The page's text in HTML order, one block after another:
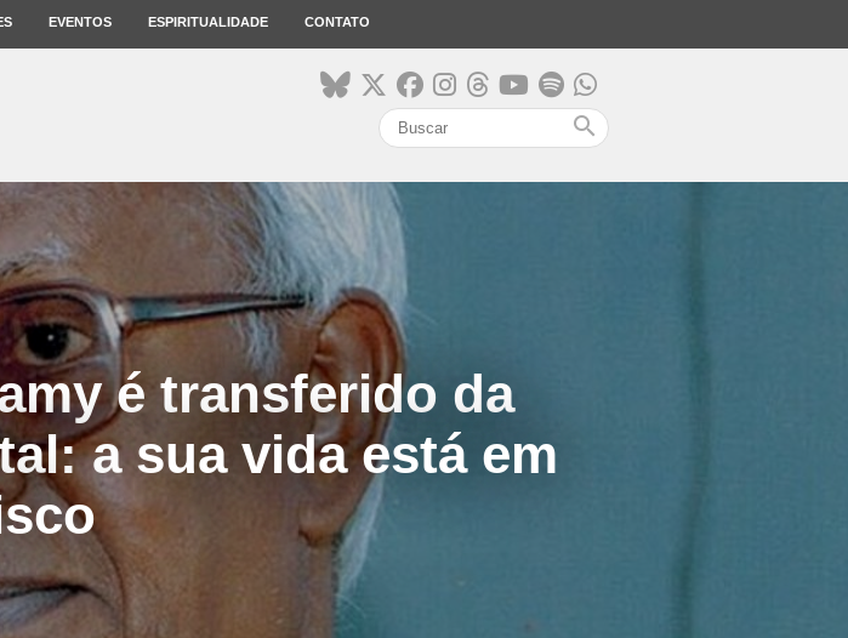
EVENTOS ESPIRITUALIDADE CONTATO
search
é transferido da
a sua vida está em